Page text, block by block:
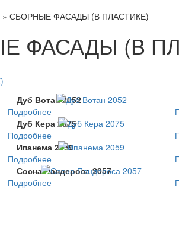
» СБОРНЫЕ ФАСАДЫ (В ПЛАСТИКЕ)
ФАСАДЫ (В
Дуб Вотан 2052
Подробнее
Дуб Кера 2075
Подробнее
Ипанема 2059
Подробнее
Сосна Пандероса 2057
Подробнее